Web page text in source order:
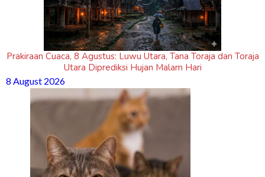
Prakiraan Cuaca, 8 Agustus: Luwu Utara, Tana Toraja dan Toraja
Utara Diprediksi Hujan Malam Hari
8 August 2026